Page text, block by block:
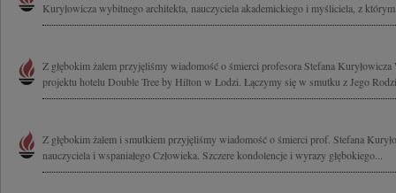
Kuryłowicza wybitnego architekta, nauczyciela akademickiego i myśliciela, z
Z głębokim żalem przyjęliśmy wiadomość o śmierci profesora Stefana
projektu hotelu Double Tree by Hilton w Łodzi. Łączymy się w smutku z Jego
Z głębokim żalem i smutkiem przyjęliśmy wiadomość o śmierci prof. Stefana
nauczyciela i wspaniałego Człowieka. Szczere kondolencje i wyrazy głębokiego...